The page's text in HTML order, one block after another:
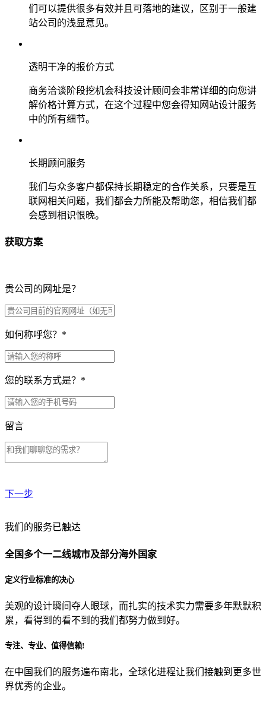
们可以提供很多有效并且可落地的建议，区别于一般建
站公司的浅显意见。
透明干净的报价方式
商务洽谈阶段挖机会科技设计顾问会非常详细的向您讲
解价格计算方式，在这个过程中您会得知网站设计服务
中的所有细节。
长期顾问服务
我们与众多客户都保持长期稳定的合作关系，只要是互
联网相关问题，我们都会力所能及帮助您，相信我们都
会感到相识恨晚。
获取方案
贵公司的网址是？
如何称呼您？ *
您的联系方式是？ *
留言
下一步
贵公司预算范围是？
贵公司的团队规模是？
目前主要的营销渠道是？
我们的服务已触达
全国多个一二线城市及部分海外国家
定义行业标准的决心
美观的设计瞬间夺人眼球，而扎实的技术实力需要多年默默积
累，看得到的看不到的我们都努力做到好。
专注、专业、值得信赖!
在中国我们的服务遍布南北，全球化进程让我们接触到更多世
界优秀的企业。